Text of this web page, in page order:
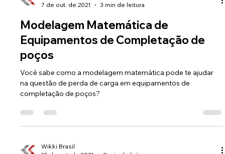
7 de out. de 2021
3 min de leitura
Modelagem Matemática de
Equipamentos de Completação de
poços
Você sabe como a modelagem matemática pode te ajudar
completação de poços?